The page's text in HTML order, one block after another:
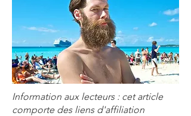
Information aux lecteurs : cet article
comporte des liens d'affiliation